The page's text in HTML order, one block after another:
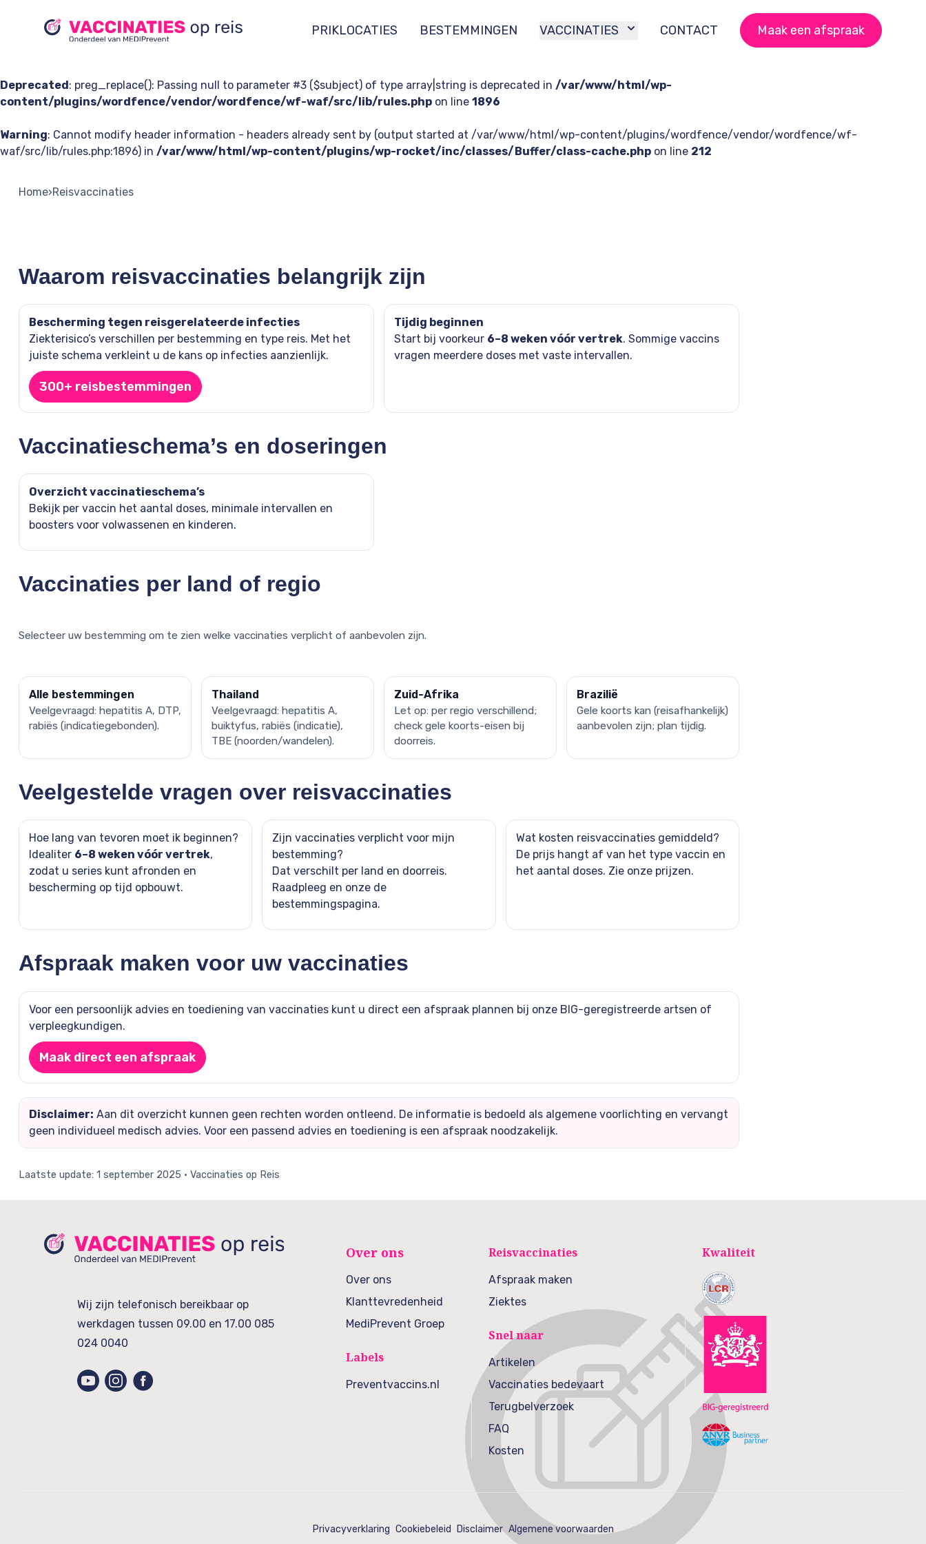
Deprecated: preg_replace(): Passing null to parameter #3 ($subject) of type array|string is deprecated in /var/www/html/wp-
content/plugins/wordfence/vendor/wordfence/wf-waf/src/lib/rules.php on line 1896
Warning: Cannot modify header information - headers already sent by (output started at /var/www/html/wp-content/plugins/wordfence/vendor/wordfence/wf-
waf/src/lib/rules.php:1896) in /var/www/html/wp-content/plugins/wp-rocket/inc/classes/Buffer/class-cache.php on line 212
PRIKLOCATIES BESTEMMINGEN VACCINATIES CONTACT Maak een afspraak
Home›Reisvaccinaties
Waarom reisvaccinaties belangrijk zijn
Bescherming tegen reisgerelateerde infecties
Ziekterisico’s verschillen per bestemming en type reis. Met het
juiste schema verkleint u de kans op infecties aanzienlijk.
300+ reisbestemmingen
Tijdig beginnen
Start bij voorkeur 6–8 weken vóór vertrek. Sommige vaccins
vragen meerdere doses met vaste intervallen.
Vaccinatieschema’s en doseringen
Overzicht vaccinatieschema’s
Bekijk per vaccin het aantal doses, minimale intervallen en
boosters voor volwassenen en kinderen.
Vaccinaties per land of regio
Selecteer uw bestemming om te zien welke vaccinaties verplicht of aanbevolen zijn.
Alle bestemmingen
Veelgevraagd: hepatitis A, DTP,
rabiës (indicatiegebonden).
Thailand
Veelgevraagd: hepatitis A,
buiktyfus, rabiës (indicatie),
TBE (noorden/wandelen).
Zuid-Afrika
Let op: per regio verschillend;
check gele koorts-eisen bij
doorreis.
Brazilië
Gele koorts kan (reisafhankelijk)
aanbevolen zijn; plan tijdig.
Veelgestelde vragen over reisvaccinaties
Hoe lang van tevoren moet ik beginnen?
Idealiter 6–8 weken vóór vertrek,
zodat u series kunt afronden en
bescherming op tijd opbouwt.
Zijn vaccinaties verplicht voor mijn
bestemming?
Dat verschilt per land en doorreis.
Raadpleeg en onze de
bestemmingspagina.
Wat kosten reisvaccinaties gemiddeld?
De prijs hangt af van het type vaccin en
het aantal doses. Zie onze prijzen.
Afspraak maken voor uw vaccinaties
Voor een persoonlijk advies en toediening van vaccinaties kunt u direct een afspraak plannen bij onze BIG-geregistreerde artsen of
verpleegkundigen.
Maak direct een afspraak
Disclaimer: Aan dit overzicht kunnen geen rechten worden ontleend. De informatie is bedoeld als algemene voorlichting en vervangt
geen individueel medisch advies. Voor een passend advies en toediening is een afspraak noodzakelijk.
Laatste update: 1 september 2025 · Vaccinaties op Reis
Wij zijn telefonisch bereikbaar op
werkdagen tussen 09.00 en 17.00 085
024 0040
Over ons
Over ons
Klanttevredenheid
MediPrevent Groep
Labels
Preventvaccins.nl
Reisvaccinaties
Afspraak maken
Ziektes
Snel naar
Artikelen
Vaccinaties bedevaart
Terugbelverzoek
FAQ
Kosten
Kwaliteit
Privacyverklaring Cookiebeleid Disclaimer Algemene voorwaarden